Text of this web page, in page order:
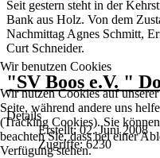
Seit gestern steht in der
Bank aus Holz. Von dem
Nachmittag Agnes Schmitt,
Curt Schneider.
"SV Boos e.V. "
Details
Erstellt: 02. Juni 2008
Zugriffe: 6230
Wir benutzen Cookies
Wir nutzen Cookies auf
Seite, während andere uns
(Tracking Cookies). Sie
beachten Sie, dass bei einer
Verfügung stehen.